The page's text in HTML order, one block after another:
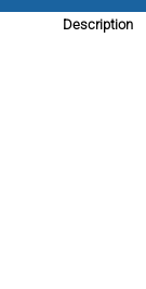
Description